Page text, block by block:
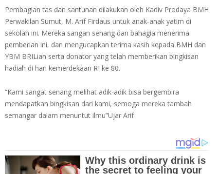
Pembagian tas dan santunan dilakukan oleh Kadiv Prodaya BMH
Perwakilan Sumut, M. Arif Firdaus untuk anak-anak yatim di
sekolah ini. Mereka sangan senang dan bahagia menerima
pemberian ini, dan mengucapkan terima kasih kepada BMH dan
YBM BRILian serta donator yang telah memberikan bingkisan
hadiah di hari kemerdekaan RI ke 80.
“Kami sangat senang melihat adik-adik bisa bergembira
mendapatkan bingkisan dari kami, semoga mereka tambah
semangar dalam menuntut ilmu”Ujar Arif